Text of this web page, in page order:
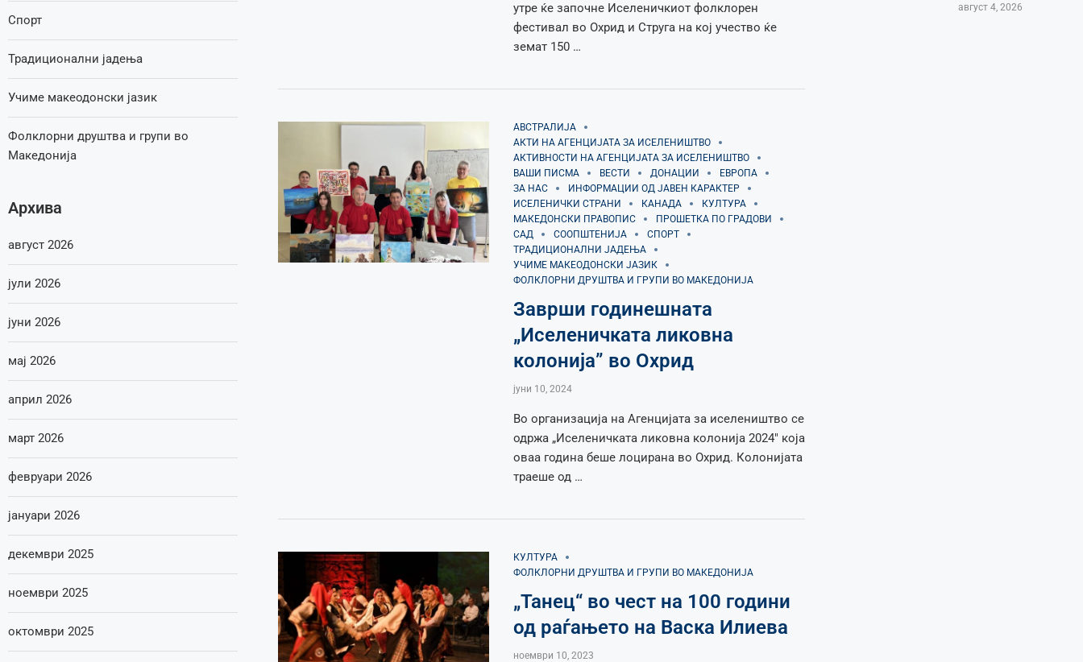
утре ќе започне Иселеничкиот фолклорен
фестивал во Охрид и Струга на кој учество ќе
земат 150 …
АВСТРАЛИЈА
АКТИ НА АГЕНЦИЈАТА ЗА ИСЕЛЕНИШТВО
АКТИВНОСТИ НА АГЕНЦИЈАТА ЗА ИСЕЛЕНИШТВО
ВАШИ ПИСМА
ВЕСТИ ДОНАЦИИ
ЕВРОПА
ЗА НАС
ИНФОРМАЦИИ ОД ЈАВЕН КАРАКТЕР
ИСЕЛЕНИЧКИ СТРАНИ
КАНАДА
КУЛТУРА
МАКЕДОНСКИ ПРАВОПИС
ПРОШЕТКА ПО ГРАДОВИ
САД
СООПШТЕНИЈА
СПОРТ
ТРАДИЦИОНАЛНИ ЈАДЕЊА
УЧИМЕ МАКЕОДОНСКИ ЈАЗИК
ФОЛКЛОРНИ ДРУШТВА И ГРУПИ ВО МАКЕДОНИЈА
Заврши годинешната
„Иселеничката ликовна
колонија” во Охрид
јуни 10, 2024
Во организација на Агенцијата за иселеништво се
одржа „Иселеничката ликовна колонија 2024″ која
оваа година беше лоцирана во Охрид. Колонијата
траеше од …
КУЛТУРА
ФОЛКЛОРНИ ДРУШТВА И ГРУПИ ВО МАКЕДОНИЈА
„Танец“ во чест на 100 години
од раѓањето на Васка Илиева
ноември 10, 2023
август 4, 2026
Спорт
Традиционални јадења
Учиме макеодонски јазик
Фолклорни друштва и групи во
Македонија
Архива
август 2026
јули 2026
јуни 2026
мај 2026
април 2026
март 2026
февруари 2026
јануари 2026
декември 2025
ноември 2025
октомври 2025